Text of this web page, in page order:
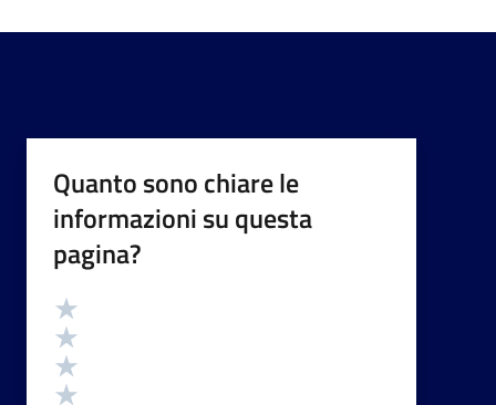
Quanto sono chiare le
informazioni su questa
pagina?
Valutazione